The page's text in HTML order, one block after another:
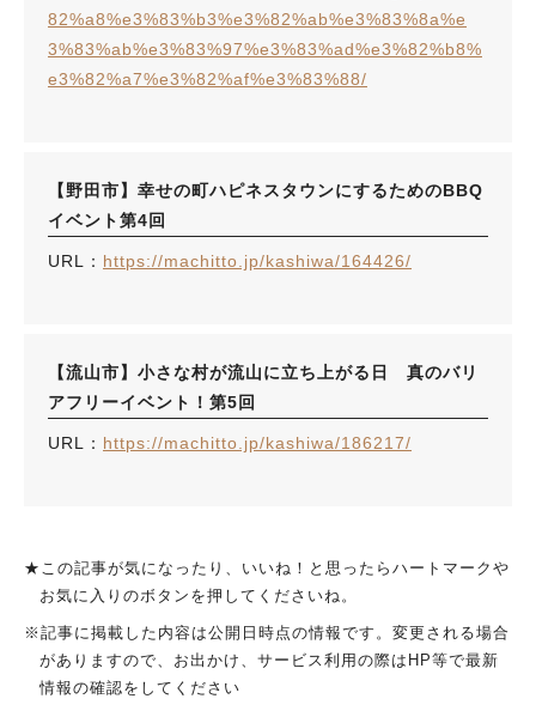
82%a8%e3%83%b3%e3%82%ab%e3%83%8a%e
3%83%ab%e3%83%97%e3%83%ad%e3%82%b8%
e3%82%a7%e3%82%af%e3%83%88/
【野田市】幸せの町ハピネスタウンにするためのBBQ
イベント第4回
URL： https://machitto.jp/kashiwa/164426/
【流山市】小さな村が流山に立ち上がる日 真のバリ
アフリーイベント！第5回
URL： https://machitto.jp/kashiwa/186217/
★この記事が気になったり、いいね！と思ったらハートマークや
お気に入りのボタンを押してくださいね。
※記事に掲載した内容は公開日時点の情報です。変更される場合
がありますので、お出かけ、サービス利用の際はHP等で最新
情報の確認をしてください